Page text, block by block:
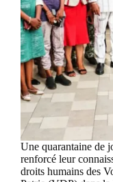
Une quarantaine de
renforcé leur
droits humains des